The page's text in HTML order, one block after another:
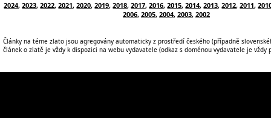
2024,2023,2022,2021,2020,2019,2018,2017,2016,2015,2014,2013,2012,2011,
2006, 2005, 2004, 2003, 2002
Články na téme zlato jsou agregovány automaticky z prostředí českého (případně
článek o zlatě je vždy k dispozici na webu vydavatele (odkaz s doménou vydavatele je vždy